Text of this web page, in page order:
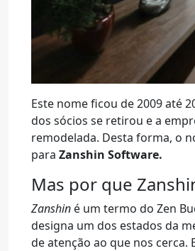
Este nome ficou de 2009 até
dos sócios se retirou e a
remodelada. Desta forma, o
para Zanshin Software.
Mas por que
Zanshin é um termo do Zen
designa um dos estados da
de atenção ao que nos cerca.